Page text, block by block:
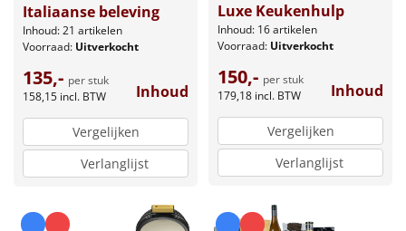
Italiaanse beleving
Inhoud: 21 artikelen
Voorraad: Uitverkocht
135,- per stuk
158,15 incl. BTW Inhoud
Vergelijken
Verlanglijst
Luxe Keukenhulp
Inhoud: 16 artikelen
Voorraad: Uitverkocht
150,- per stuk
179,18 incl. BTW Inhoud
Vergelijken
Verlanglijst